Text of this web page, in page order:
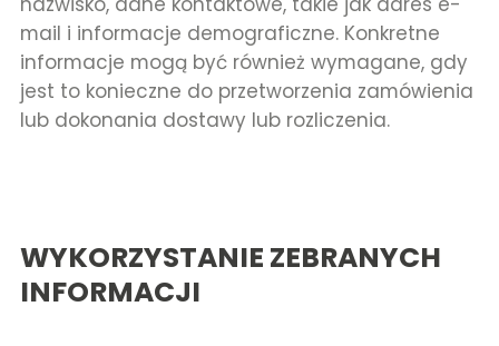
mail i informacje demograficzne. Konkretne
informacje mogą być również wymagane, gdy
jest to konieczne do przetworzenia zamówienia
lub dokonania dostawy lub rozliczenia.
WYKORZYSTANIE ZEBRANYCH
INFORMACJI